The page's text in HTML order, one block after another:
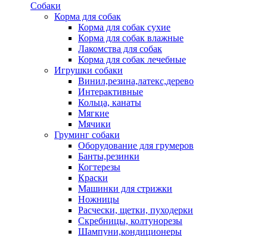
Собаки
Корма для собак
Корма для собак сухие
Корма для собак влажные
Лакомства для собак
Корма для собак лечебные
Игрушки собаки
Винил,резина,латекс,дерево
Интерактивные
Кольца, канаты
Мягкие
Мячики
Груминг собаки
Оборудование для грумеров
Банты,резинки
Когтерезы
Краски
Машинки для стрижки
Ножницы
Расчески, щетки, пуходерки
Скребницы, колтунорезы
Шампуни,кондиционеры